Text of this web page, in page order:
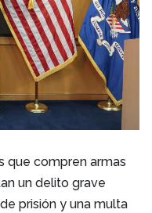
que compren armas
un delito grave
prisión y una multa